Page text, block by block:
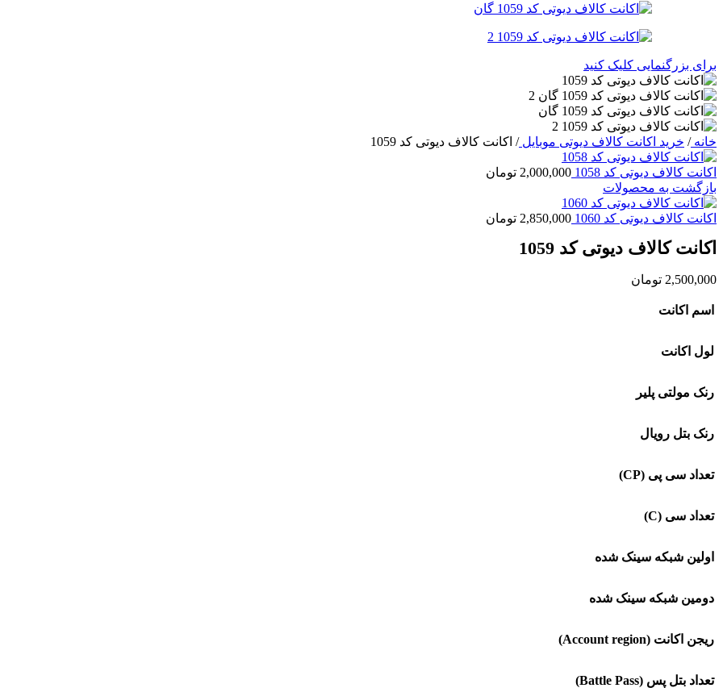
برای بزرگنمایی کلیک کنید
خانه/ خرید اکانت کالاف دیوتی موبایل/ اکانت کالاف دیوتی کد 1059
اکانت کالاف دیوتی کد 1058 2,000,000 تومان
بازگشت به محصولات
اکانت کالاف دیوتی کد 1060 2,850,000 تومان
اکانت کالاف دیوتی کد 1059
2,500,000 تومان
اسم اکانت
لول اکانت
رنک مولتی پلیر
رنک بتل رویال
تعداد سی پی (CP)
تعداد سی (C)
اولین شبکه سینک شده
دومین شبکه سینک شده
ریجن اکانت (Account region)
تعداد بتل پس (Battle Pass)